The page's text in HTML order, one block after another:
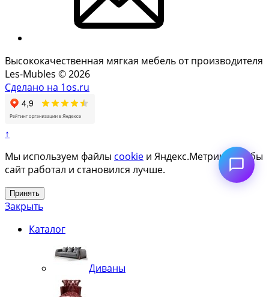
Высококачественная мягкая мебель от производителя
Les-Mubles © 2026
Сделано на 1os.ru
↑
Мы используем файлы cookie и Яндекс.Метрику, чтобы
сайт работал и становился лучше.
Принять
Закрыть
Каталог
Диваны